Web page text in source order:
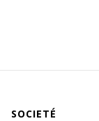
SOCIETÉ